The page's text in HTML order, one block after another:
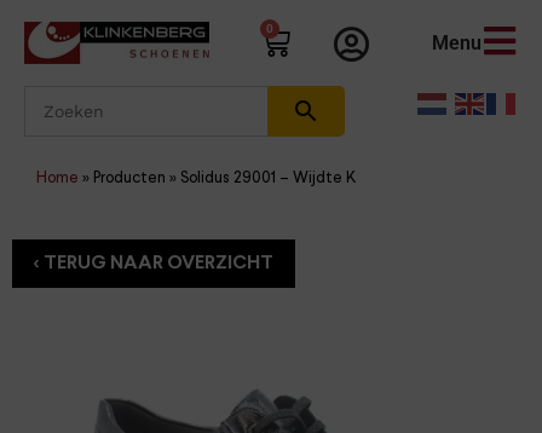
0
Menu
Home » Producten » Solidus 29001 – Wijdte K